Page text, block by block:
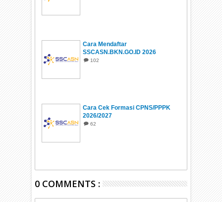
Cara Mendaftar
SSCASN.BKN.GO.ID 2026
102
Cara Cek Formasi CPNS/PPPK
2026/2027
62
0 COMMENTS :